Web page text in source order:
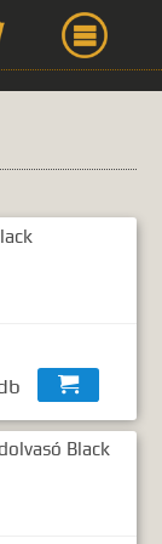

Black